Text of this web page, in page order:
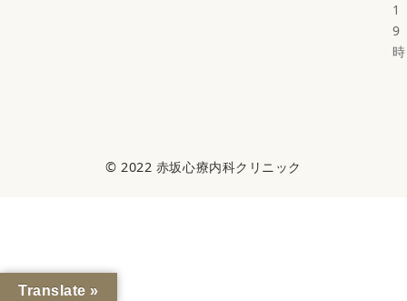
1
9
時
© 2022 赤坂心療内科クリニック
Translate »